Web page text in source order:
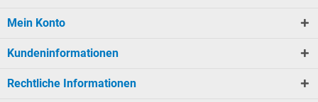
Mein Konto
Kundeninformationen
Rechtliche Informationen